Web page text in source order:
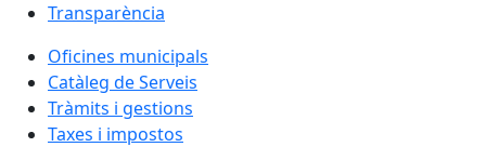
Transparència
Oficines municipals
Catàleg de Serveis
Tràmits i gestions
Taxes i impostos